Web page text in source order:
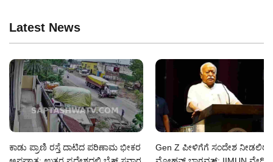
Latest News
ಕಾಡು ಪ್ರಾಣಿ ರಸ್ತೆ ದಾಟಿದ ಪರಿಣಾಮ ಭೀಕರ
Gen Z ಪೀಳಿಗೆಗೆ ಸಂದೇಶ